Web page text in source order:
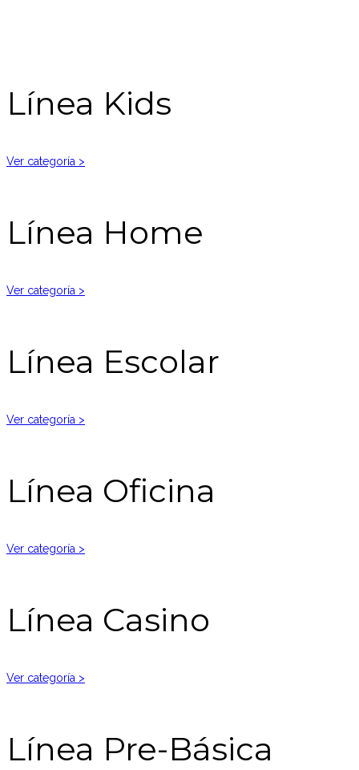
Línea Kids
Ver categoría >
Línea Home
Ver categoría >
Línea Escolar
Ver categoría >
Línea Oficina
Ver categoría >
Línea Casino
Ver categoría >
Línea Pre-Básica